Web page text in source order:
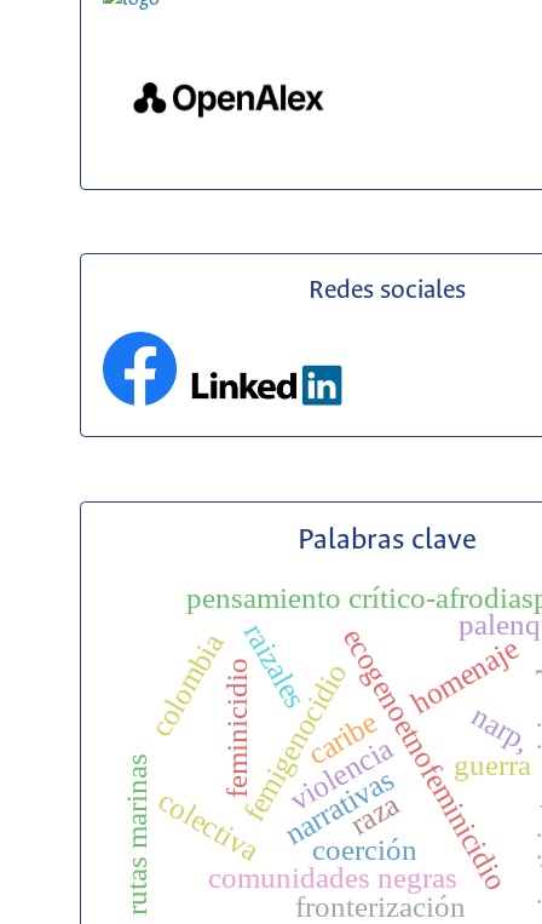
Redes sociales
Palabras clave
ecogenoetnofeminicidio
femigenocidio
feminicidio guerra
violencia
homenaje
pensamiento crítico-
colectiva
comunidades negras
narp,
narrativas
raizales
colombia
fronterización
rutas marinas
caribe
raza
coerción